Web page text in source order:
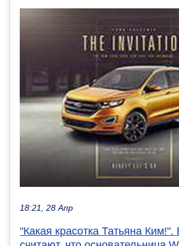
18:21, 28 Апр
"Какая красотка Татьяна Ким!".